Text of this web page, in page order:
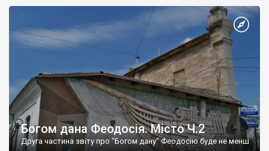
Богом дана Феодосія. Місто Ч.2
Друга частина звіту про "Богом дану" Феодосію буде не менш